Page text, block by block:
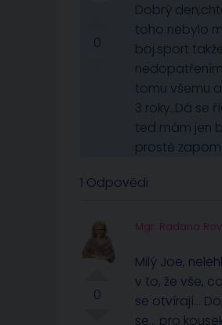
0
Dobrý
toho nebylo
boj.sport
tomu všemu
3 roky..Dá se
ted mám jen
prostě
1 Odpovědi
0
Mgr. Radana
Milý Joe,
v to, že vše,
se otvírají…
se… pro